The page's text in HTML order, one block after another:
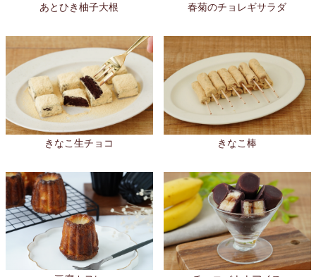
あとひき柚子大根 春菊のチョレギサラダ
きなこ生チョコ きなこ棒